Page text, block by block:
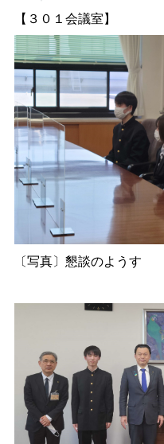
【３０１会議室】
〔写真〕懇談のようす